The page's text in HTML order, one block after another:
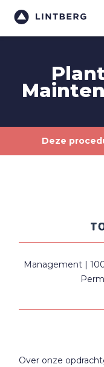
Deze
Management
Over onze